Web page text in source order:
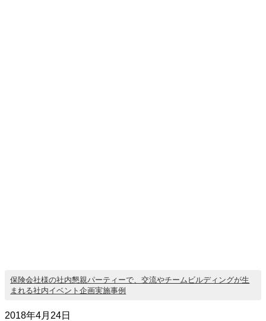
保険会社様の社内懇親パーティーで、交流やチームビルディングが生
まれる社内イベント企画実施事例
2018年4月24日